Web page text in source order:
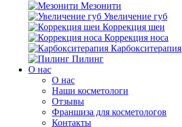
Мезонити
Увеличение губ
Коррекция шеи
Коррекция носа
Карбокситерапия
Пилинг
O нас
O нас
Наши косметологи
Отзывы
Франшиза для косметологов
Контакты